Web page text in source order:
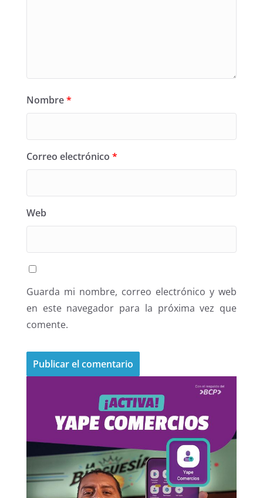
Nombre*
Correo electrónico *
Web
Guarda mi nombre, correo electrónico y web
en este navegador para la próxima vez que
comente.